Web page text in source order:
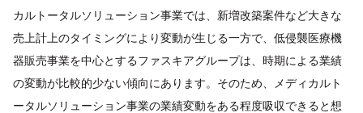
カルトータルソリューション事業では、新増改築案件など大きな
売上計上のタイミングにより変動が生じる一方で、低侵襲医療機
器販売事業を中心とするファスキアグループは、時期による業績
の変動が比較的少ない傾向にあります。そのため、メディカルト
ータルソリューション事業の業績変動をある程度吸収できると想